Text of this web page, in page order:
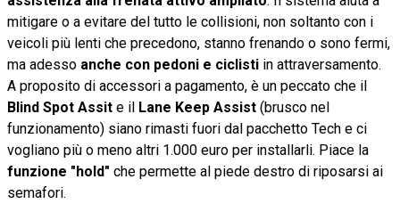
mitigare o a evitare del tutto le collisioni, non soltanto con i
veicoli più lenti che precedono, stanno frenando o sono fermi,
ma adesso anche con pedoni e ciclisti in attraversamento.
A proposito di accessori a pagamento, è un peccato che il
Blind Spot Assit e il Lane Keep Assist (brusco nel
funzionamento) siano rimasti fuori dal pacchetto Tech e ci
vogliano più o meno altri 1.000 euro per installarli. Piace la
funzione "hold" che permette al piede destro di riposarsi ai
semafori.